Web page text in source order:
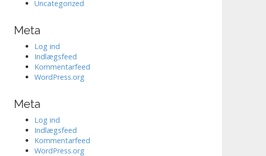
Uncategorized
Meta
Log ind
Indlægsfeed
Kommentarfeed
WordPress.org
Meta
Log ind
Indlægsfeed
Kommentarfeed
WordPress.org